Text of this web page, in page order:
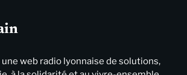
web radio lyonnaise de solutions,